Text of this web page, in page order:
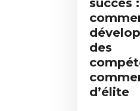
succès :
des
d’élite